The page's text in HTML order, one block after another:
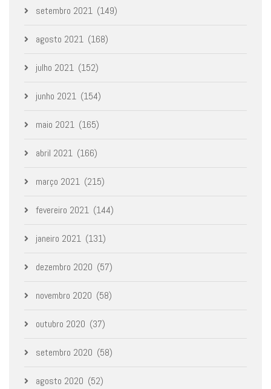
setembro 2021 (149)
agosto 2021 (168)
julho 2021 (152)
junho 2021 (154)
maio 2021 (165)
abril 2021 (166)
março 2021 (215)
fevereiro 2021 (144)
janeiro 2021 (131)
dezembro 2020 (57)
novembro 2020 (58)
outubro 2020 (37)
setembro 2020 (58)
agosto 2020 (52)